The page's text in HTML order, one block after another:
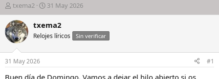
I
n
i
c
i
a
d
o
r
txema2
F
e
c
a
i
n
31 May 2026
txema2
Relojes líricos Sin verificar
31 May 2026 #1
Buen día de Domingo. Vamos a dejar el hilo abierto si os